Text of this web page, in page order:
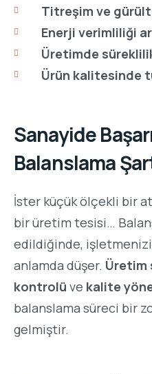
Titreşim ve
Enerji verimliliği
Üretimde
Ürün kalitesinde
Sanayide
Balanslama
İster küçük ölçekli bir
bir üretim tesisi…
edildiğinde,
anlamda düşer. Üretim
kontrolü ve kalite
balanslama süreci bir
gelmiştir.